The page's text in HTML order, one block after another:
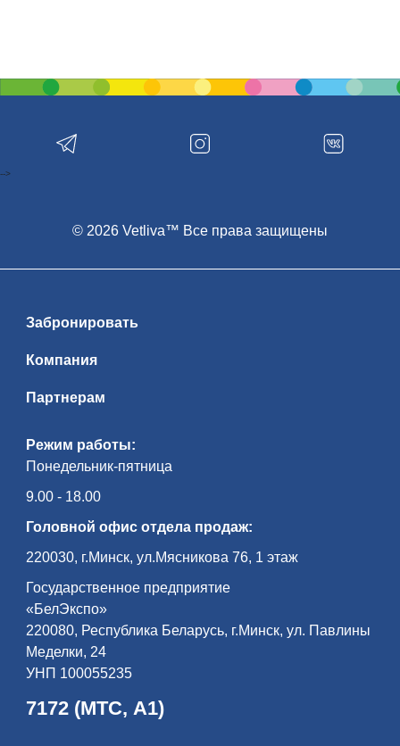
Режим работы:
Понедельник-пятница
9.00 - 18.00
Головной офис отдела продаж:
220030, г.Минск, ул.Мясникова 76, 1 этаж
Государственное предприятие
«БелЭкспо»
220080, Республика Беларусь, г.Минск, ул. Павлины
Меделки, 24
УНП 100055235
7172 (МТС, А1)
Забронировать
Компания
Партнерам
© 2026 Vetliva™ Все права защищены
-->